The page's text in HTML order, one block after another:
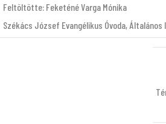
Feltöltötte: Feketéné Varga Mónika
Székács József Evangélikus Óvoda, Általános